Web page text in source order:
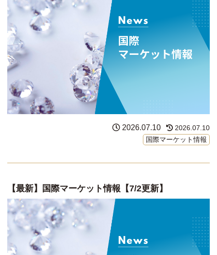
2026.07.10
2026.07.10
国際マーケット情報
【最新】国際マーケット情報【7/2更新】